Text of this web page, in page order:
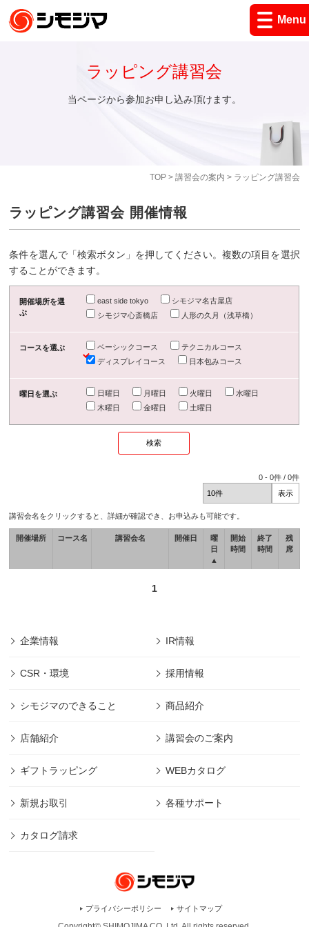
Menu
TOP> 講習会の案内 > ラッピング講習会
ラッピング講習会
当ページから参加お申し込み頂けます。
ラッピング講習会 開催情報
条件を選んで「検索ボタン」を押してください。複数の項目を選択
することができます。
開催場所を選
ぶ
east side tokyo
シモジマ名古屋店
シモジマ心斎橋店
人形の久月（浅草橋）
コースを選ぶ ベーシックコース
テクニカルコース
ディスプレイコース
日本包みコース
曜日を選ぶ 日曜日 月曜日 火曜日
水曜日
木曜日
金曜日 土曜日
0 -0件 /0件
講習会名をクリックすると、詳細が確認でき、お申込みも可能です。
開催場所 コース名 講習会名 開催日
曜
日
▲
開始
時間
終了
時間
残
席
1
企業情報 IR情報
CSR・環境 採用情報
シモジマのできること 商品紹介
店舗紹介 講習会のご案内
ギフトラッピング WEBカタログ
新規お取引 各種サポート
カタログ請求
プライバシーポリシー サイトマップ